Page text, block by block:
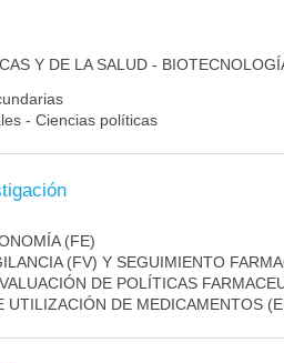
Y DE LA SALUD -
- Ciencias políticas
(FE)
(FV) Y SEGUIMIENTO
DE POLÍTICAS
UTILIZACIÓN DE MEDICAMENTOS